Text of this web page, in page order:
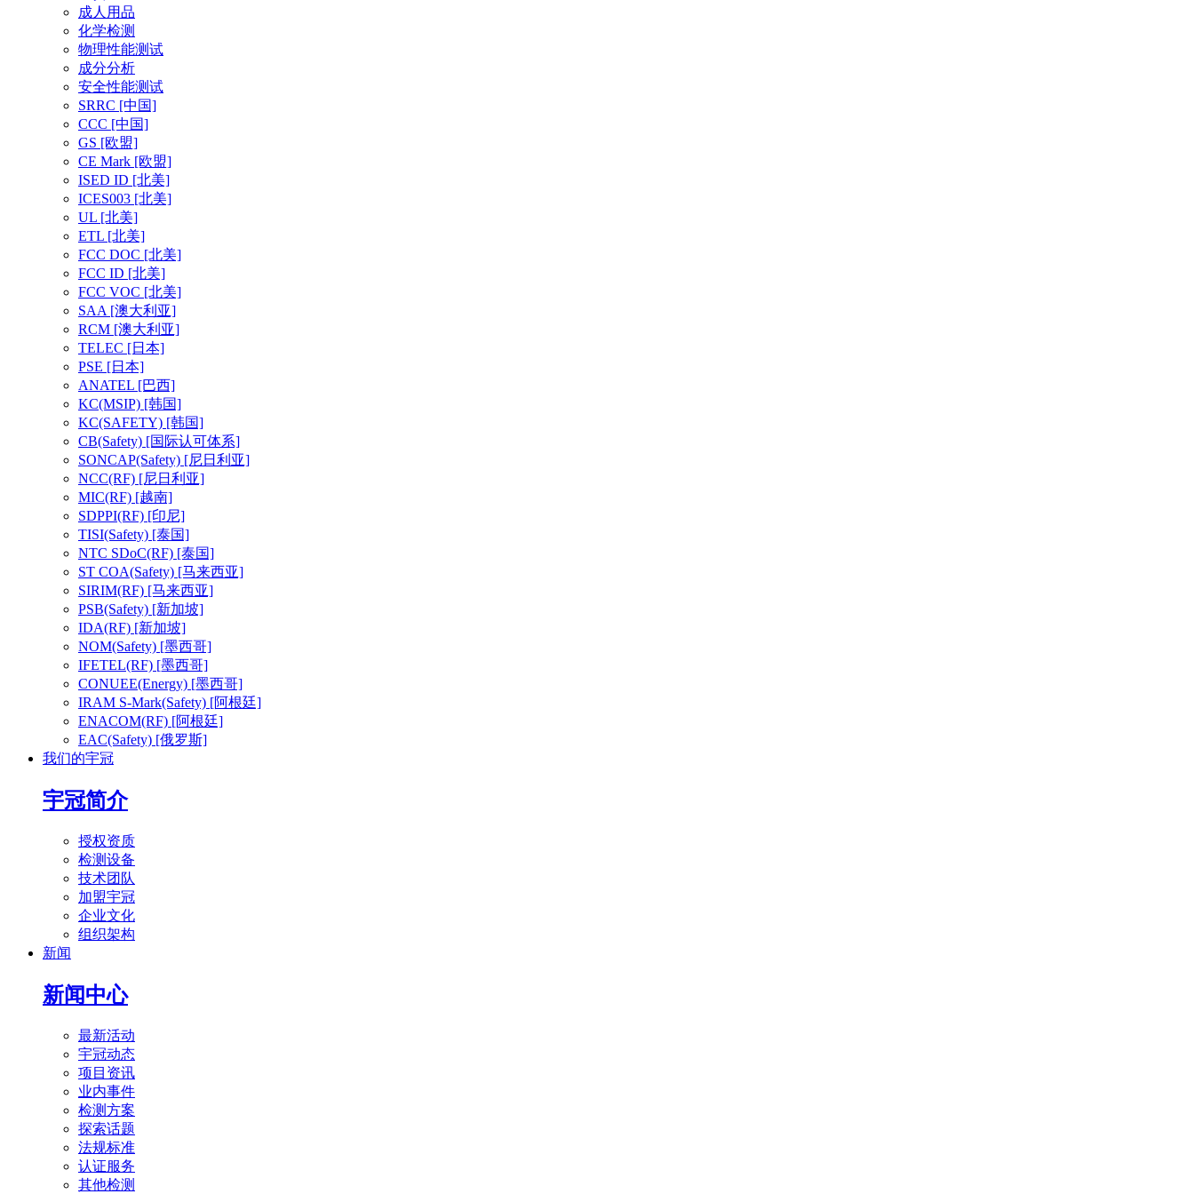
成人用品
化学检测
物理性能测试
成分分析
安全性能测试
SRRC [中国]
CCC [中国]
GS [欧盟]
CE Mark [欧盟]
ISED ID [北美]
ICES003 [北美]
UL [北美]
ETL [北美]
FCC DOC [北美]
FCC ID [北美]
FCC VOC [北美]
SAA [澳大利亚]
RCM [澳大利亚]
TELEC [日本]
PSE [日本]
ANATEL [巴西]
KC(MSIP) [韩国]
KC(SAFETY) [韩国]
CB(Safety) [国际认可体系]
SONCAP(Safety) [尼日利亚]
NCC(RF) [尼日利亚]
MIC(RF) [越南]
SDPPI(RF) [印尼]
TISI(Safety) [泰国]
NTC SDoC(RF) [泰国]
ST COA(Safety) [马来西亚]
SIRIM(RF) [马来西亚]
PSB(Safety) [新加坡]
IDA(RF) [新加坡]
NOM(Safety) [墨西哥]
IFETEL(RF) [墨西哥]
CONUEE(Energy) [墨西哥]
IRAM S-Mark(Safety) [阿根廷]
ENACOM(RF) [阿根廷]
EAC(Safety) [俄罗斯]
我们的宇冠
宇冠简介
授权资质
检测设备
技术团队
加盟宇冠
企业文化
组织架构
新闻
新闻中心
最新活动
宇冠动态
项目资讯
业内事件
检测方案
探索话题
法规标准
认证服务
其他检测